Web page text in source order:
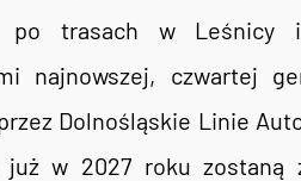
po trasach w Leśnicy
najnowszej, czwartej
Dolnośląskie Linie
już w 2027 roku zostaną